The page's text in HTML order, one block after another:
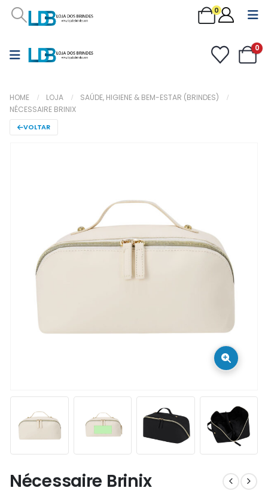
0
0
HOME LOJA
SAÚDE, HIGIENE & BEM-ESTAR (BRINDES)
NÉCESSAIRE BRINIX
VOLTAR
Nécessaire Brinix